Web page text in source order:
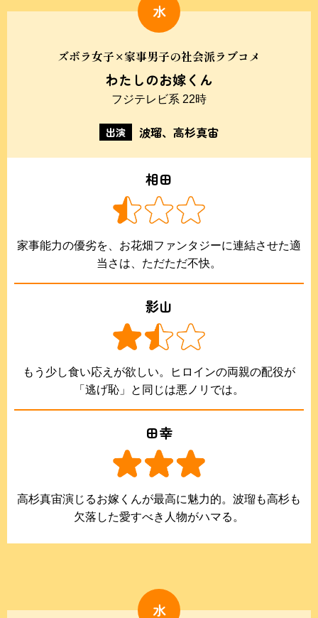
水
ズボラ女子×家事男子の社会派ラブコメ
わたしのお嫁くん
フジテレビ系 22時
出演 波瑠、高杉真宙
相田
家事能力の優劣を、お花畑ファンタジーに連結させた適
当さは、ただただ不快。
影山
もう少し食い応えが欲しい。ヒロインの両親の配役が
「逃げ恥」と同じは悪ノリでは。
田幸
高杉真宙演じるお嫁くんが最高に魅力的。波瑠も高杉も
欠落した愛すべき人物がハマる。
水